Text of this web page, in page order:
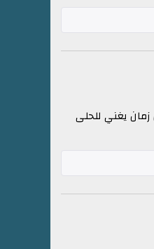
يغني للحلى